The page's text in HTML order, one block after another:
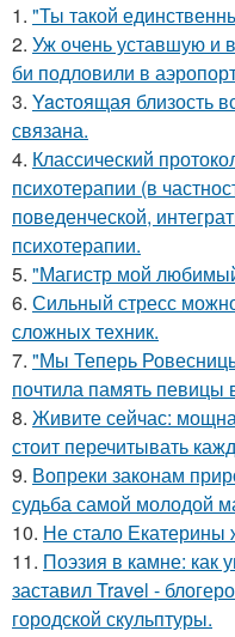
1. "Ты такой
2. Уж очень уставшую и
би подловили в
3. Yacтоящая близость
связана.
4. Классический
психотерапии (в
поведенческой,
психотерапии.
5. "Магистр мой
6. Сильный стресс
сложных техник.
7. "Мы Теперь
почтила память певицы
8. Живите сейчас:
стоит перечитывать
9. Вопреки законам
судьба самой молодой
10. Не стало Екатерины
11. Поэзия в камне: как
заставил Travel -
городской скульптуры.